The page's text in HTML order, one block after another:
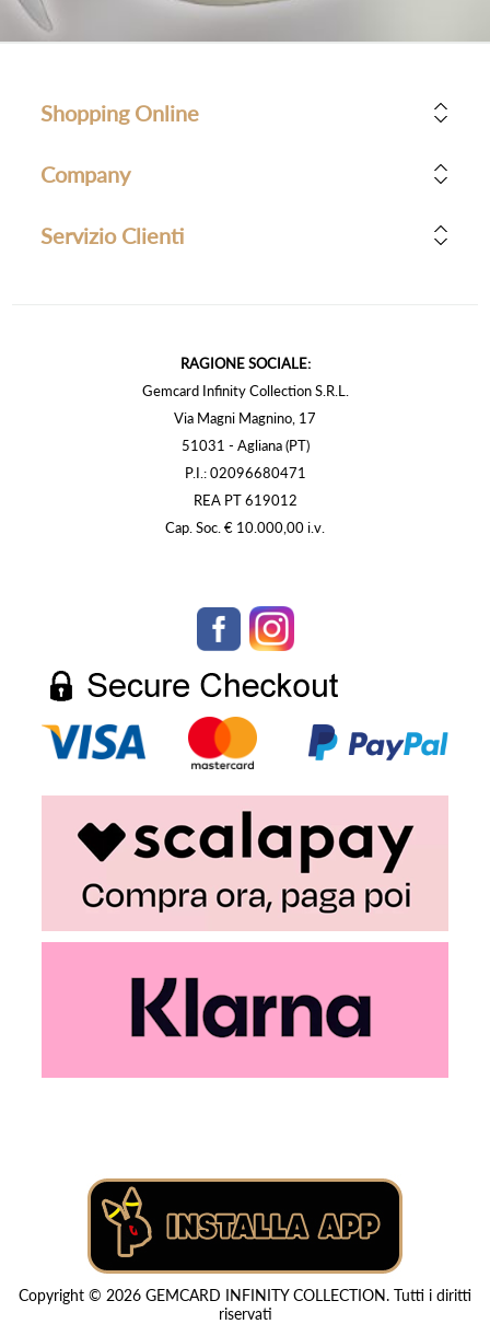
Shopping Online
Company
Servizio Clienti
RAGIONE SOCIALE:
Gemcard Infinity Collection S.R.L.
Via Magni Magnino, 17
51031 - Agliana (PT)
P.I.: 02096680471
REA PT 619012
Cap. Soc. € 10.000,00 i.v.
Copyright © 2026 GEMCARD INFINITY COLLECTION. Tutti i diritti
riservati